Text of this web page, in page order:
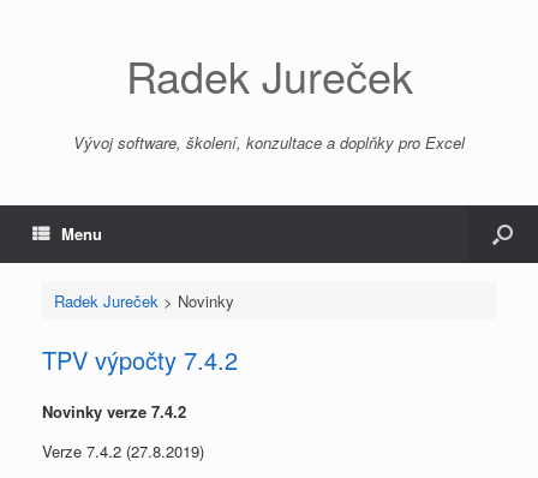
Radek Jureček
Vývoj software, školení, konzultace a doplňky pro Excel
Menu
Radek Jureček > Novinky
TPV výpočty 7.4.2
Novinky verze 7.4.2
Verze 7.4.2 (27.8.2019)